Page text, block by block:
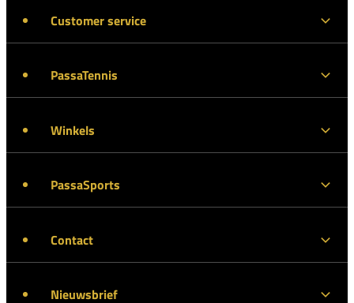
Customer service
PassaTennis
Winkels
PassaSports
Contact
Nieuwsbrief